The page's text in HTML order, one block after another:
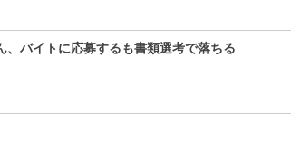
バイトに応募するも書類選考で落ちる